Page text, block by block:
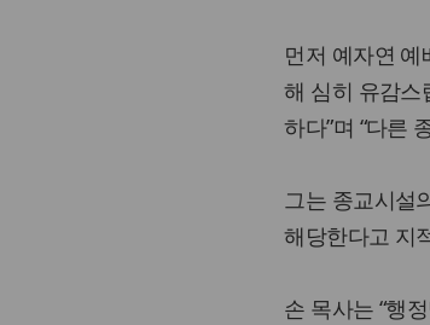
먼저 예자연 예
해 심히 유감스
하다”며 “다른
그는 종교시설
해당한다고 지
손 목사는 “행